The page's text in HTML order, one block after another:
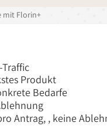
mit Florin+
Produkt
Bedarfe
Antrag, , keine